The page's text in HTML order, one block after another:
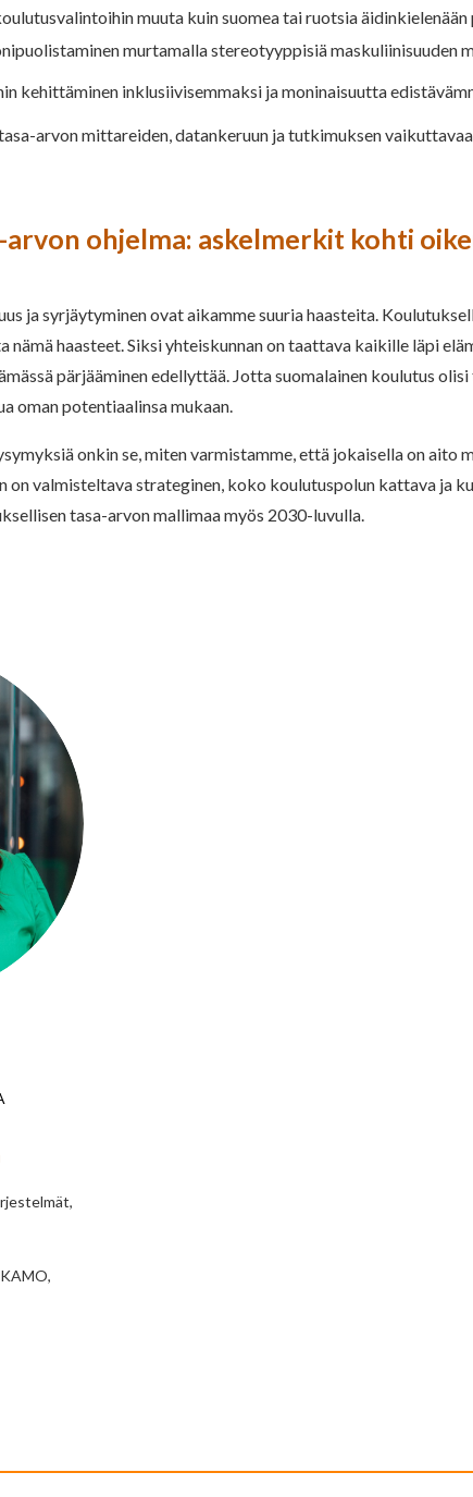
muuta kuin suomea tai ruotsia
murtamalla stereotyyppisiä maskuliinisuuden
kehittäminen inklusiivisemmaksi ja moninaisuutta
arvon mittareiden, datankeruun ja tutkimuksen
ohjelma: askelmerkit kohti
ja syrjäytyminen ovat aikamme suuria haasteita.
haasteet. Siksi yhteiskunnan on taattava kaikille läpi
pärjääminen edellyttää. Jotta suomalainen koulutus
oman potentiaalinsa mukaan.
onkin se, miten varmistamme, että jokaisella on
valmisteltava strateginen, koko koulutuspolun kattava ja
tasa-arvon mallimaa myös 2030-luvulla.